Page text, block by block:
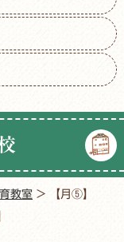
教室 >
【月⑤】